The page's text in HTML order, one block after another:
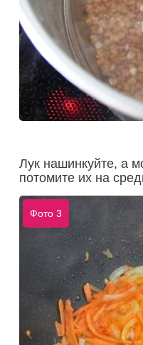
Лук нашинкуйте, а
потомите их на
Фото 3